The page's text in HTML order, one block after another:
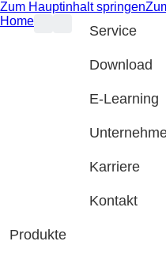
Zum Hauptinhalt springen
Home
Service
Download
E-Learning
Karriere
Kontakt
Produkte